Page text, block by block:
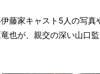
藤家キャスト5人の写
也が、親交の深い山口